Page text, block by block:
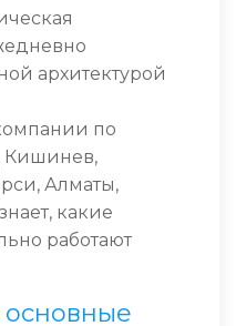
архитектурой
по
Кишинев,
Алматы,
какие
работают
основные